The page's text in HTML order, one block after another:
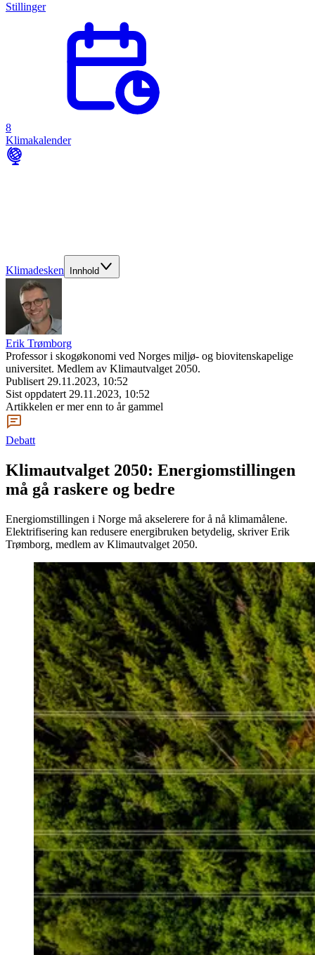
Stillinger
8
Klimakalender
Klimadesken Innhold
Erik Trømborg
Professor i skogøkonomi ved Norges miljø- og biovitenskapelige
universitet. Medlem av Klimautvalget 2050.
Publisert 29.11.2023, 10:52
Sist oppdatert 29.11.2023, 10:52
Artikkelen er mer enn to år gammel
Debatt
Klimautvalget 2050: Energiomstillingen
må gå raskere og bedre
Energiomstillingen i Norge må akselerere for å nå klimamålene.
Elektrifisering kan redusere energibruken betydelig, skriver Erik
Trømborg, medlem av Klimautvalget 2050.